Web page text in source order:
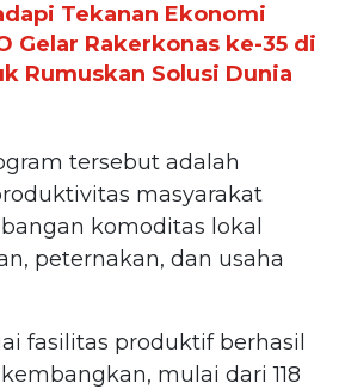
Tekanan Ekonomi
Gelar Rakerkonas ke-35 di
Rumuskan Solusi Dunia
tersebut adalah
masyarakat
komoditas lokal
peternakan, dan usaha
fasilitas produktif berhasil
mulai dari 118